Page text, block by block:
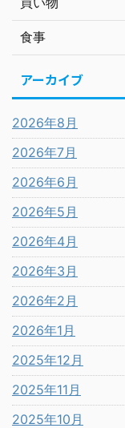
食事
アーカイブ
2026年8月
2026年7月
2026年6月
2026年5月
2026年4月
2026年3月
2026年2月
2026年1月
2025年12月
2025年11月
2025年10月